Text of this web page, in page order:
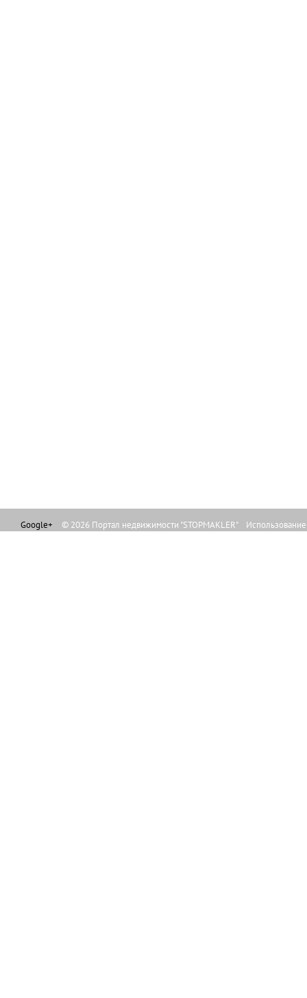
Google+ © 2026 Портал недвижимости "STOPMAKLER"